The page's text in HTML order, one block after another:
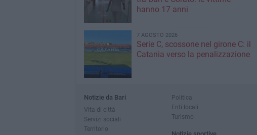
hanno 17 anni
7 AGOSTO 2026
Serie C, scossone nel girone C: il
Catania verso la penalizzazione
Notizie da Bari
Vita di città
Servizi sociali
Territorio
Politica
Enti locali
Turismo